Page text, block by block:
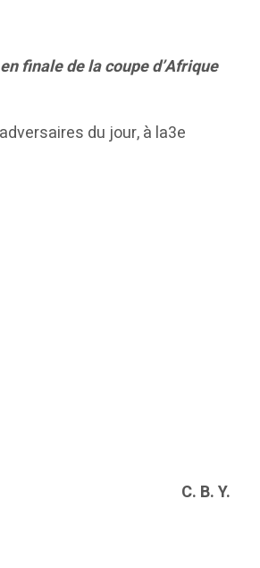
finale de la coupe d’Afrique
du jour, à la3e
C. B. Y.